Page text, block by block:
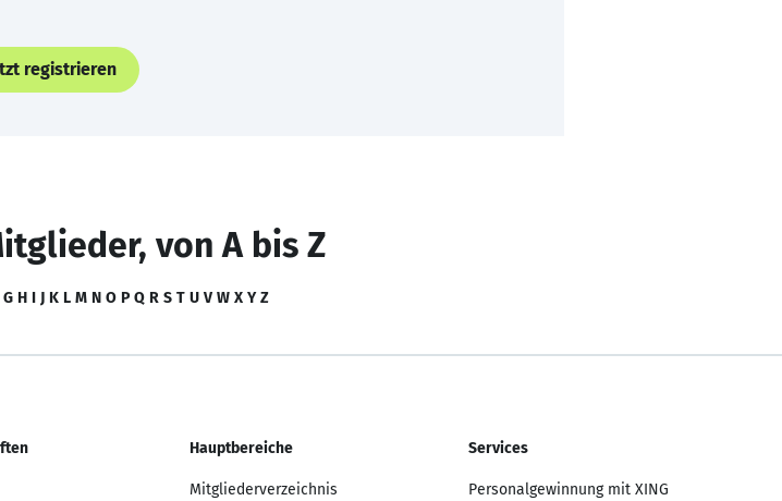
registrieren
von A bis Z
G H I J K L M N O P Q R S T U V W X Y Z
Hauptbereiche
Mitgliederverzeichnis
Services
Personalgewinnung mit XING